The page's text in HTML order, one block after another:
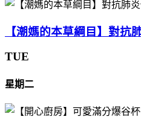
【潮媽的本草綱目】對抗
TUE
星期二